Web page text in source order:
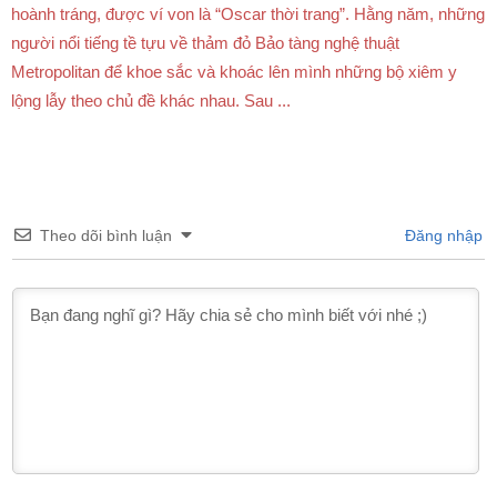
hoành tráng, được ví von là “Oscar thời trang”. Hằng năm, những
người nổi tiếng tề tựu về thảm đỏ Bảo tàng nghệ thuật
Metropolitan để khoe sắc và khoác lên mình những bộ xiêm y
lộng lẫy theo chủ đề khác nhau. Sau ...
Theo dõi bình luận Đăng nhập